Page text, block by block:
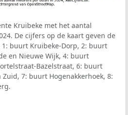
Kruibeke met het aantal
De cijfers op de kaart geven de
buurt Kruibeke-Dorp, 2: buurt
en Nieuwe Wijk, 4: buurt
Bazelstraat, 6: buurt
7: buurt Hogenakkerhoek, 8: